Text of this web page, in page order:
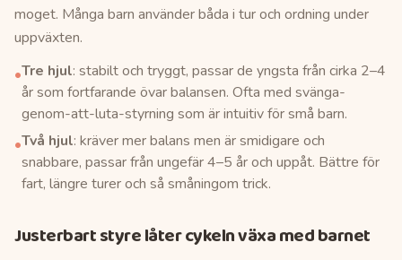
moget. Många barn använder båda i tur och ordning under
uppväxten.
•Tre hjul: stabilt och tryggt, passar de yngsta från cirka 2–4
år som fortfarande övar balansen. Ofta med svänga-
genom-att-luta-styrning som är intuitiv för små barn.
•Två hjul: kräver mer balans men är smidigare och
snabbare, passar från ungefär 4–5 år och uppåt. Bättre för
fart, längre turer och så småningom trick.
Justerbart styre låter cykeln växa med barnet